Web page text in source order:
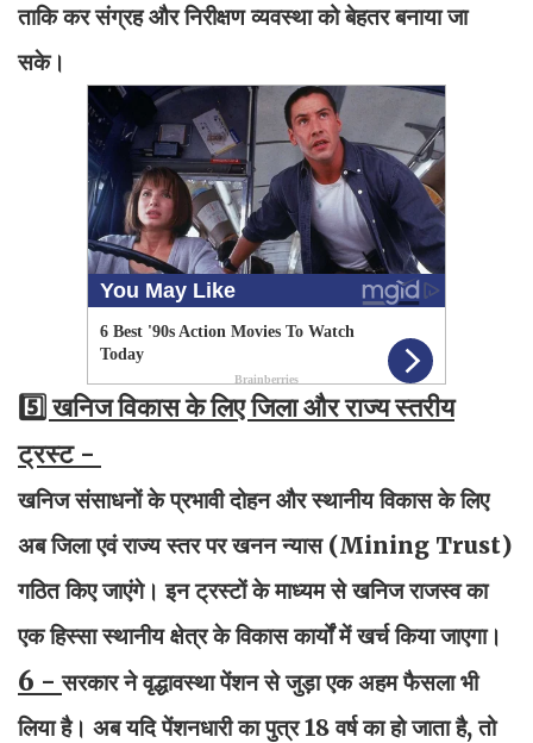
ताकि कर संग्रह और निरीक्षण व्यवस्था को बेहतर बनाया जा
सके।
5️⃣ खनिज विकास के लिए जिला और राज्य स्तरीय
ट्रस्ट -
खनिज संसाधनों के प्रभावी दोहन और स्थानीय विकास के लिए
अब जिला एवं राज्य स्तर पर खनन न्यास (Mining Trust)
गठित किए जाएंगे। इन ट्रस्टों के माध्यम से खनिज राजस्व का
एक हिस्सा स्थानीय क्षेत्र के विकास कार्यों में खर्च किया जाएगा।
6 -सरकार ने वृद्धावस्था पेंशन से जुड़ा एक अहम फैसला भी
लिया है। अब यदि पेंशनधारी का पुत्र 18 वर्ष का हो जाता है, तो